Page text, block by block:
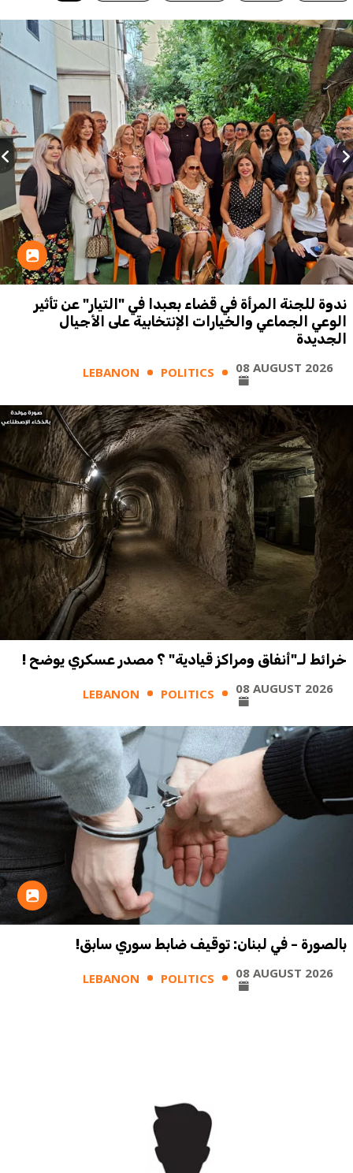
ندوة للجنة المرأة في قضاء بعبدا في "التيار" عن تأثير
الوعي الجماعي والخيارات الإنتخابية على الأجيال
الجديدة
LEBANON POLITICS 08 AUGUST 2026
خرائط لـ"أنفاق ومراكز قيادية" ؟ مصدر عسكري يوضح !
LEBANON POLITICS 08 AUGUST 2026
بالصورة - في لبنان: توقيف ضابط سوري سابق!
LEBANON POLITICS 08 AUGUST 2026